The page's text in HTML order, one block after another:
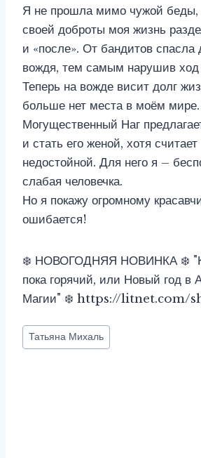
Я не прошла мимо чужой беды,
своей доброты моя жизнь
и «после». От бандитов спасла
вождя, тем самым нарушив
Теперь на вожде висит долг
больше нет места в моём мире.
Могущественный Наг
и стать его женой, хотя
недостойной. Для него я –
слабая человечка.
Но я покажу огромному
ошибается!
❄️ НОВОГОДНЯЯ НОВИНКА ❄️
пока горячий, или Новый год в
Магии" ❄️ https://litnet.com/
Метки
записи:
Татьяна Михаль